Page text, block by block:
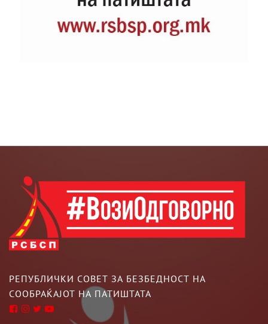
РЕПУБЛИЧКИ СОВЕТ ЗА БЕЗБЕДНОСТ НА
СООБРАЌАЈОТ НА ПАТИШТАТА